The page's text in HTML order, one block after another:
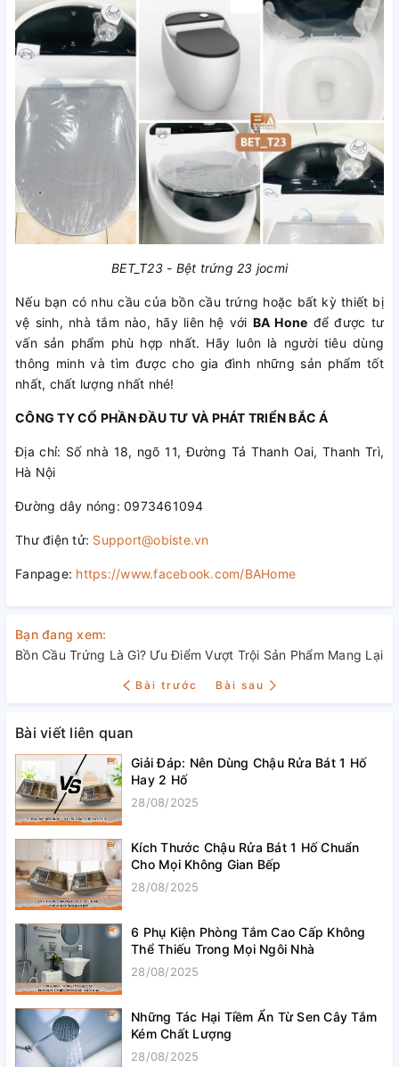
BET_T23 - Bệt trứng 23 jocmi
Nếu bạn có nhu cầu của bồn cầu trứng hoặc bất kỳ thiết bị
vệ sinh, nhà tắm nào, hãy liên hệ với BA Hone để được tư
vấn sản phẩm phù hợp nhất. Hãy luôn là người tiêu dùng
thông minh và tìm được cho gia đình những sản phẩm tốt
nhất, chất lượng nhất nhé!
CÔNG TY CỔ PHẦN ĐẦU TƯ VÀ PHÁT TRIỂN BẮC Á
Địa chỉ: Số nhà 18, ngõ 11, Đường Tả Thanh Oai, Thanh Trì,
Hà Nội
Đường dây nóng: 0973461094
Thư điện tử: Support@obiste.vn
Fanpage: https://www.facebook.com/BAHome
Bạn đang xem:
Bồn Cầu Trứng Là Gì? Ưu Điểm Vượt Trội Sản Phẩm Mang Lại
Bài trước Bài sau
Bài viết liên quan
Giải Đáp: Nên Dùng Chậu Rửa Bát 1 Hố
Hay 2 Hố
28/08/2025
Kích Thước Chậu Rửa Bát 1 Hố Chuẩn
Cho Mọi Không Gian Bếp
28/08/2025
6 Phụ Kiện Phòng Tắm Cao Cấp Không
Thể Thiếu Trong Mọi Ngôi Nhà
28/08/2025
Những Tác Hại Tiềm Ẩn Từ Sen Cây Tắm
Kém Chất Lượng
28/08/2025